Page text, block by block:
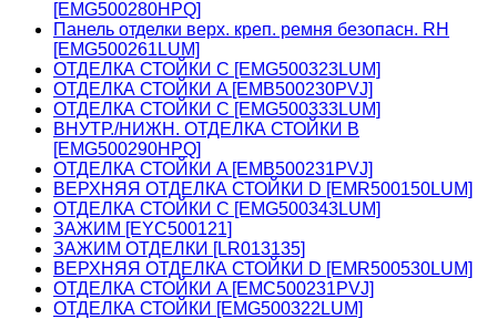
[EMG500280HPQ]
Панель отделки верх. креп. ремня безопасн. RH
[EMG500261LUM]
ОТДЕЛКА СТОЙКИ C [EMG500323LUM]
ОТДЕЛКА СТОЙКИ A [EMB500230PVJ]
ОТДЕЛКА СТОЙКИ C [EMG500333LUM]
ВНУТР./НИЖН. ОТДЕЛКА СТОЙКИ B
[EMG500290HPQ]
ОТДЕЛКА СТОЙКИ A [EMB500231PVJ]
ВЕРХНЯЯ ОТДЕЛКА СТОЙКИ D [EMR500150LUM]
ОТДЕЛКА СТОЙКИ C [EMG500343LUM]
ЗАЖИМ [EYC500121]
ЗАЖИМ ОТДЕЛКИ [LR013135]
ВЕРХНЯЯ ОТДЕЛКА СТОЙКИ D [EMR500530LUM]
ОТДЕЛКА СТОЙКИ A [EMC500231PVJ]
ОТДЕЛКА СТОЙКИ [EMG500322LUM]